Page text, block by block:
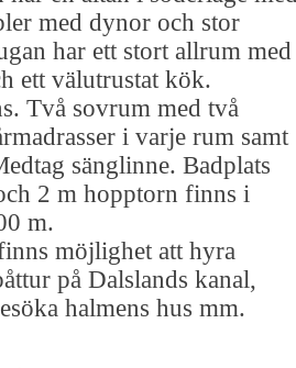
med dynor och stor
har ett stort allrum med
ett välutrustat kök.
Två sovrum med två
i varje rum samt
sänglinne. Badplats
2 m hopptorn finns i
m.
möjlighet att hyra
på Dalslands kanal,
halmens hus mm.